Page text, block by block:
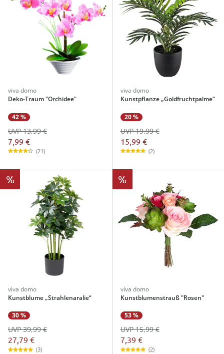
viva domo
Deko-Traum "Orchidee"
42 %
7,99 €
UVP 13,99 €
(21)
viva domo
Kunstpflanze „Goldfruchtpalme“
20 %
15,99 €
UVP 19,99 €
(2)
%
viva domo
Kunstblume „Strahlenaralie“
30 %
27,79 €
UVP 39,99 €
(3)
%
viva domo
Kunstblumenstrauß "Rosen"
53 %
7,39 €
UVP 15,99 €
(2)